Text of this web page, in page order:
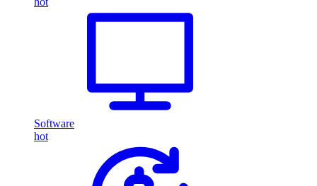
Software
hot